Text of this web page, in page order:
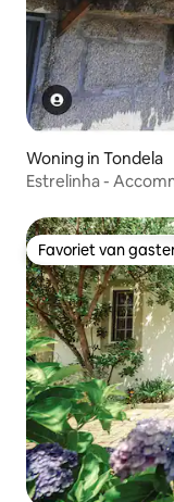
Woning in Tondela
Estrelinha -
Favoriet van
Favoriet van